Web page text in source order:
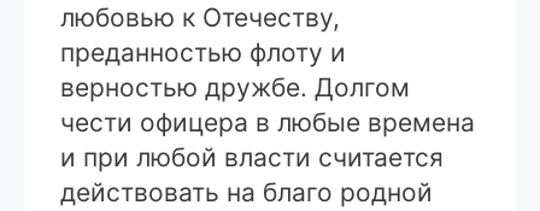
любовью к Отечеству,
преданностью флоту и
верностью дружбе. Долгом
чести офицера в любые времена
и при любой власти считается
действовать на благо родной